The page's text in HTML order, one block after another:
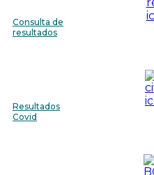
Consulta de
resultados
Resultados
Covid